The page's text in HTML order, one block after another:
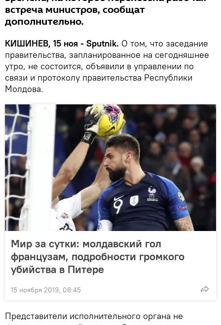
встреча министров, сообщат
дополнительно.
КИШИНЕВ, 15 ноя - Sputnik. О том, что заседание
правительства, запланированное на сегодняшнее
утро, не состоится, объявили в управлении по
связи и протоколу правительства Республики
Молдова.
Мир за сутки: молдавский гол
французам, подробности громкого
убийства в Питере
15 ноября 2019, 08:45
Представители исполнительного органа не